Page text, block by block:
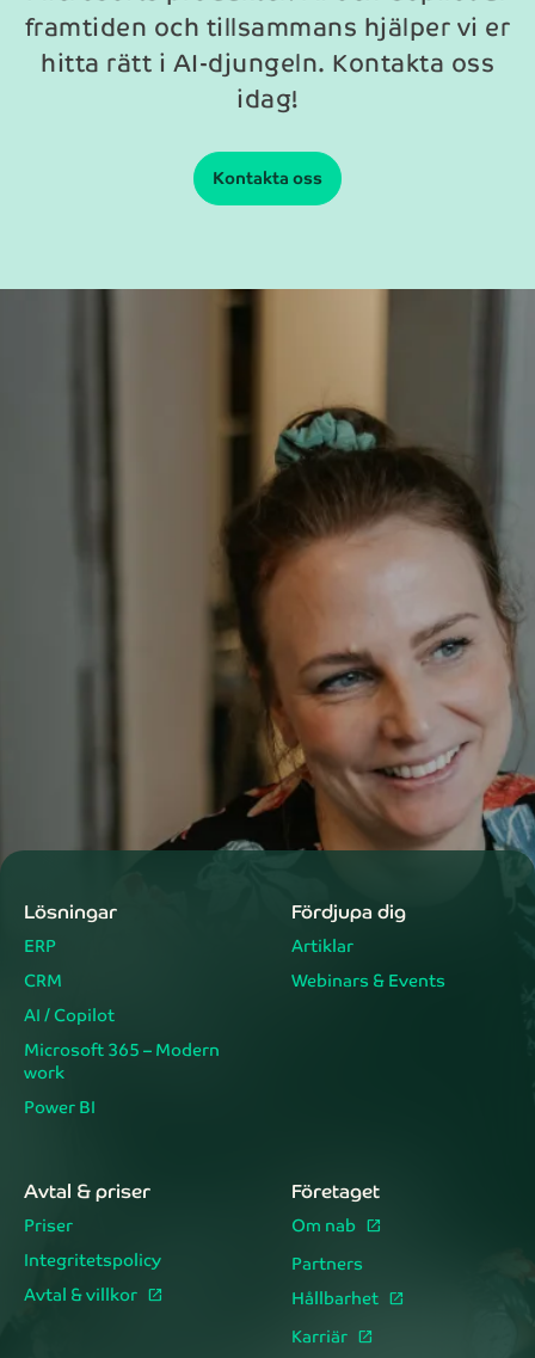
framtiden och tillsammans hjälper vi er
hitta rätt i AI-djungeln. Kontakta oss
idag!
Kontakta oss
Lösningar
ERP
CRM
AI / Copilot
Microsoft 365 – Modern
work
Power BI
Fördjupa dig
Artiklar
Webinars & Events
Avtal & priser
Priser
Integritetspolicy
Avtal & villkor
Företaget
Om nab
Partners
Hållbarhet
Karriär